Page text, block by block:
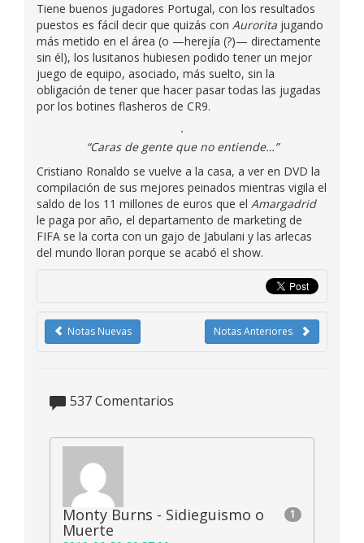
Tiene buenos jugadores Portugal, con los resultados
puestos es fácil decir que quizás con Aurorita jugando
más metido en el área (o —herejía (?)— directamente
sin él), los lusitanos hubiesen podido tener un mejor
juego de equipo, asociado, más suelto, sin la
obligación de tener que hacer pasar todas las jugadas
por los botines flasheros de CR9.
“Caras de gente que no entiende…”
Cristiano Ronaldo se vuelve a la casa, a ver en DVD la
compilación de sus mejores peinados mientras vigila el
saldo de los 11 millones de euros que el Amargadrid
le paga por año, el departamento de marketing de
FIFA se la corta con un gajo de Jabulani y las arlecas
del mundo lloran porque se acabó el show.
Notas Anteriores
Notas Nuevas
537Comentarios
1
Monty Burns - Sidieguismo o
Muerte